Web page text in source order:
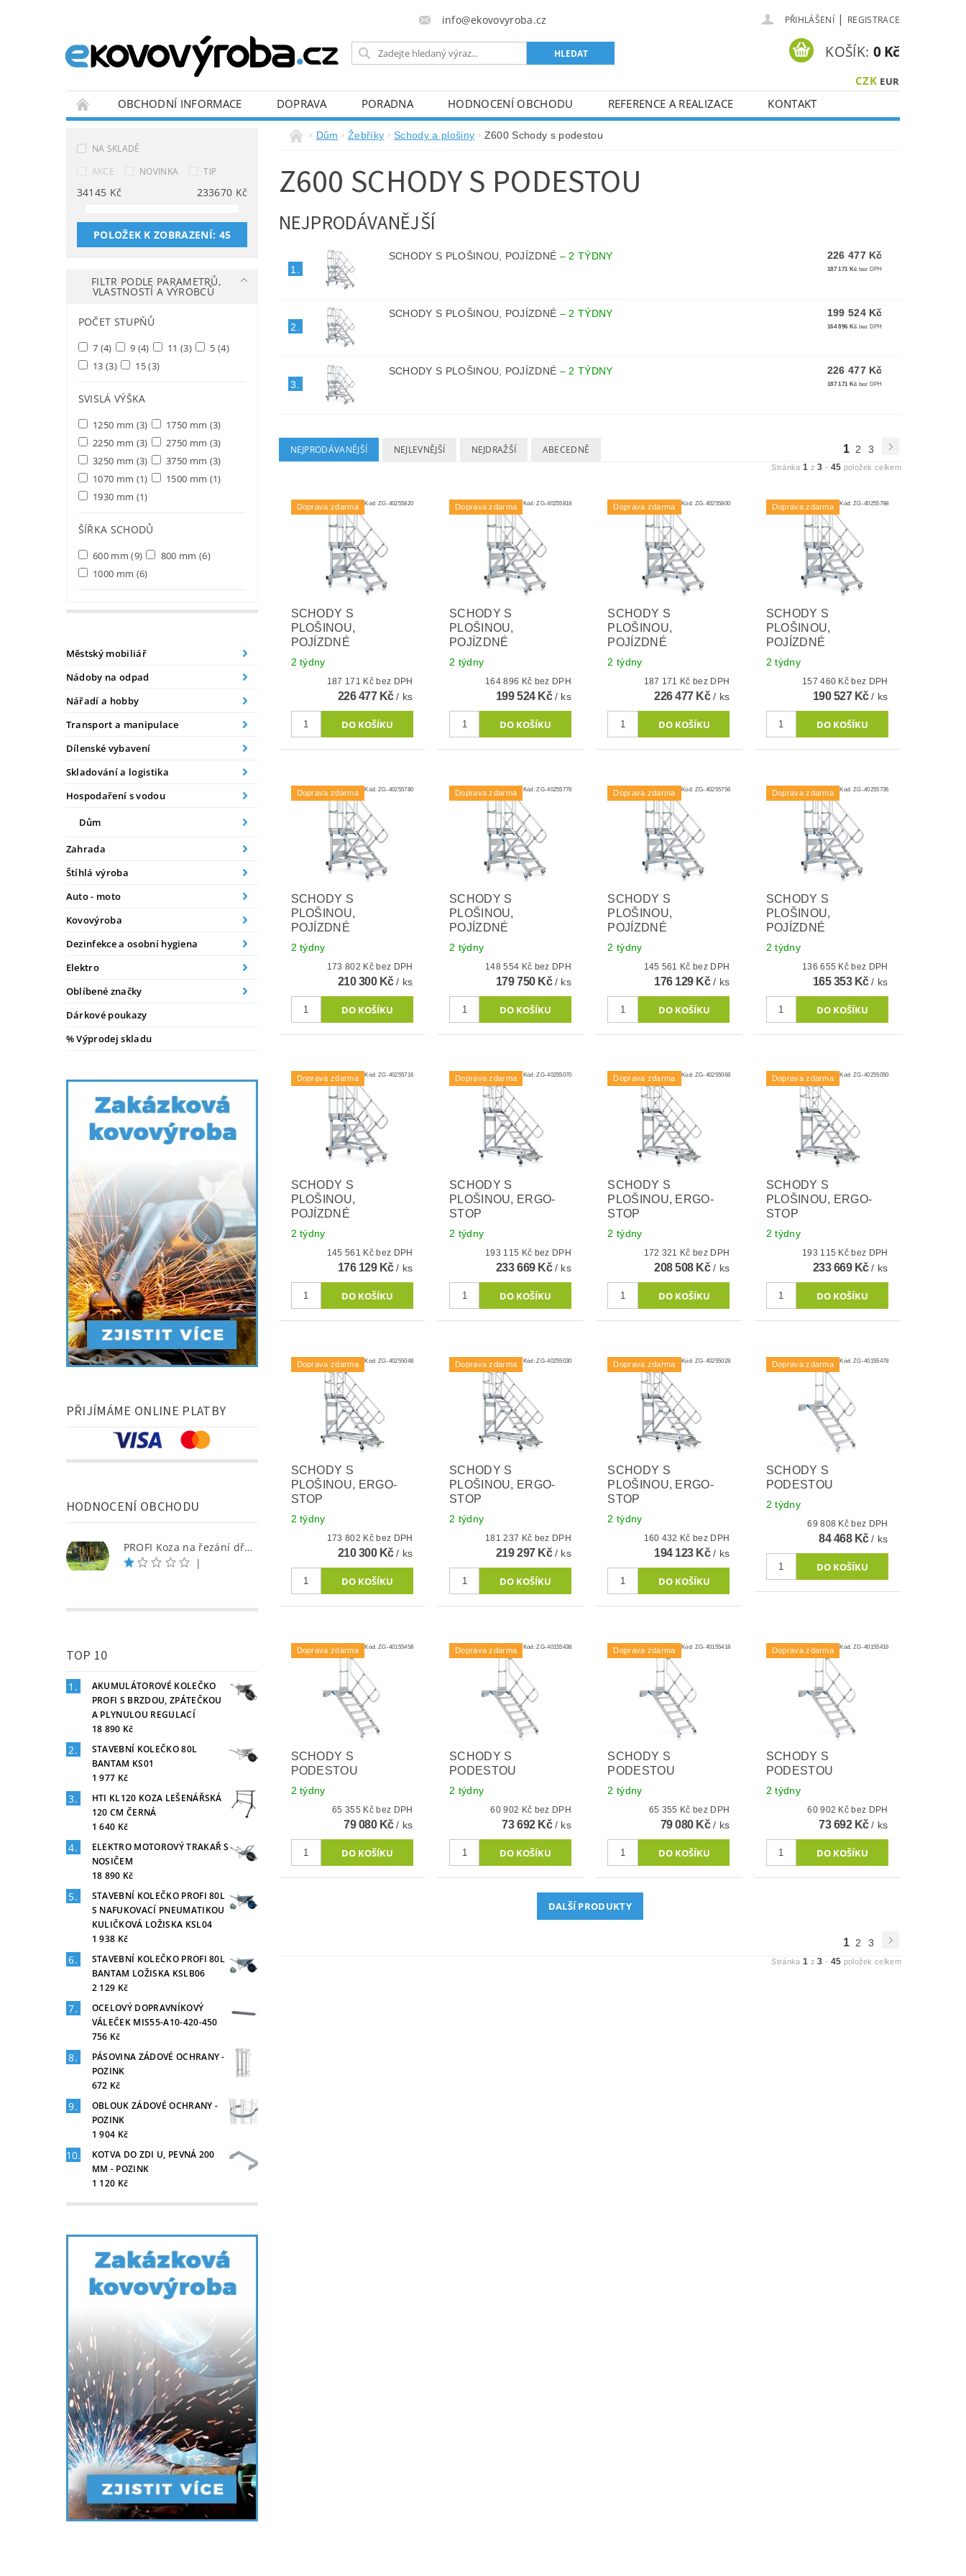
info@ekovovyroba.cz PŘIHLÁŠENÍ | REGISTRACE
CZK EUR
KOŠÍK: 0 Kč
OBCHODNÍ INFORMACE DOPRAVA PORADNA HODNOCENÍ OBCHODU REFERENCE A REALIZACE
KONTAKT
NA SKLADĚ
AKCE
NOVINKA TIP
34145 Kč 233670 Kč
POLOŽEK K ZOBRAZENÍ: 45
FILTR PODLE PARAMETRŮ,
VLASTNOSTÍ A VÝROBCŮ
POČET STUPŇŮ
7 (4) 9 (4) 11 (3) 5 (4)
13(3) 15(3)
SVISLÁ VÝŠKA
1250 mm (3) 1750 mm (3)
2250 mm (3) 2750 mm (3)
3250 mm (3) 3750 mm (3)
1070 mm (1) 1500 mm (1)
1930 mm (1)
ŠÍŘKA SCHODŮ
600 mm(9) 800 mm (6)
1000 mm (6)
Městský mobiliář
Nádoby na odpad
Nářadí a hobby
Transport a manipulace
Dílenské vybavení
Skladování a logistika
Hospodaření s vodou
Dům
Zahrada
Štíhlá výroba
Auto - moto
Kovovýroba
Dezinfekce a osobní hygiena
Elektro
Oblíbené značky
Dárkové poukazy
% Výprodej skladu
PŘIJÍMÁME ONLINE PLATBY
HODNOCENÍ OBCHODU
PROFI Koza na řezání dřeva - S
|
TOP 10
AKUMULÁTOROVÉ KOLEČKO
PROFI S BRZDOU, ZPÁTEČKOU
A PLYNULOU REGULACÍ
18 890 Kč
STAVEBNÍ KOLEČKO 80L
BANTAM KS01
1 977 Kč
HTI KL120 KOZA LEŠENÁŘSKÁ
120 CM ČERNÁ
1 640 Kč
ELEKTRO MOTOROVÝ TRAKAŘ S
NOSIČEM
18 890 Kč
STAVEBNÍ KOLEČKO PROFI 80L
S NAFUKOVACÍ PNEUMATIKOU
KULIČKOVÁ LOŽISKA KSL04
1 938 Kč
STAVEBNÍ KOLEČKO PROFI 80L
BANTAM LOŽISKA KSLB06
2 129 Kč
OCELOVÝ DOPRAVNÍKOVÝ
VÁLEČEK MIS55-A10-420-450
756 Kč
PÁSOVINA ZÁDOVÉ OCHRANY -
POZINK
672 Kč
OBLOUK ZÁDOVÉ OCHRANY -
POZINK
1 904 Kč
KOTVA DO ZDI U, PEVNÁ 200
MM - POZINK
1 120 Kč
Dům Žebříky Schody a plošiny Z600 Schody s podestou
Z600 SCHODY S PODESTOU
NEJPRODÁVANĚJŠÍ
1.
SCHODY S PLOŠINOU, POJÍZDNÉ –2 TÝDNY 226 477 Kč
187 171 Kč bez DPH
2.
SCHODY S PLOŠINOU, POJÍZDNÉ –2 TÝDNY 199 524 Kč
164 896 Kč bez DPH
3.
SCHODY S PLOŠINOU, POJÍZDNÉ –2 TÝDNY 226 477 Kč
187 171 Kč bez DPH
NEJPRODÁVANĚJŠÍ NEJLEVNĚJŠÍ NEJDRAŽŠÍ ABECEDNĚ 1 2 3
Stránka1 z3 - 45 položek celkem
Doprava zdarma Kód: ZG-40255820
SCHODY S
PLOŠINOU,
POJÍZDNÉ
2 týdny
187 171 Kč bez DPH
226 477 Kč/ ks
Doprava zdarma Kód:ZG-40255818
SCHODY S
PLOŠINOU,
POJÍZDNÉ
2 týdny
164 896 Kč bez DPH
199 524 Kč/ ks
Doprava zdarma Kód: ZG-40255800
SCHODY S
PLOŠINOU,
POJÍZDNÉ
2 týdny
187 171 Kč bez DPH
226 477 Kč/ ks
Doprava zdarma Kód: ZG-40255798
SCHODY S
PLOŠINOU,
POJÍZDNÉ
2 týdny
157 460 Kč bez DPH
190 527 Kč/ ks
Doprava zdarma Kód: ZG-40255780
SCHODY S
PLOŠINOU,
POJÍZDNÉ
2 týdny
173 802 Kč bez DPH
210 300 Kč/ ks
Doprava zdarma Kód:ZG-40255778
SCHODY S
PLOŠINOU,
POJÍZDNÉ
2 týdny
148 554 Kč bez DPH
179 750 Kč/ ks
Doprava zdarma Kód: ZG-40255756
SCHODY S
PLOŠINOU,
POJÍZDNÉ
2 týdny
145 561 Kč bez DPH
176 129 Kč/ ks
Doprava zdarma Kód: ZG-40255736
SCHODY S
PLOŠINOU,
POJÍZDNÉ
2 týdny
136 655 Kč bez DPH
165 353 Kč/ ks
Doprava zdarma Kód: ZG-40255716
SCHODY S
PLOŠINOU,
POJÍZDNÉ
2 týdny
145 561 Kč bez DPH
176 129 Kč/ ks
Doprava zdarma Kód:ZG-40255070
SCHODY S
PLOŠINOU, ERGO-
STOP
2 týdny
193 115 Kč bez DPH
233 669 Kč/ ks
Doprava zdarma Kód: ZG-40255068
SCHODY S
PLOŠINOU, ERGO-
STOP
2 týdny
172 321 Kč bez DPH
208 508 Kč/ ks
Doprava zdarma Kód: ZG-40255050
SCHODY S
PLOŠINOU, ERGO-
STOP
2 týdny
193 115 Kč bez DPH
233 669 Kč/ ks
Doprava zdarma Kód: ZG-40255048
SCHODY S
PLOŠINOU, ERGO-
STOP
2 týdny
173 802 Kč bez DPH
210 300 Kč/ ks
Doprava zdarma Kód:ZG-40255030
SCHODY S
PLOŠINOU, ERGO-
STOP
2 týdny
181 237 Kč bez DPH
219 297 Kč/ ks
Doprava zdarma Kód: ZG-40255028
SCHODY S
PLOŠINOU, ERGO-
STOP
2 týdny
160 432 Kč bez DPH
194 123 Kč/ ks
Doprava zdarma Kód: ZG-40155478
SCHODY S
PODESTOU
2 týdny
69 808 Kč bez DPH
84 468 Kč/ ks
Doprava zdarma Kód: ZG-40155458
SCHODY S
PODESTOU
2 týdny
65 355 Kč bez DPH
79 080 Kč/ ks
Doprava zdarma Kód:ZG-40155438
SCHODY S
PODESTOU
2 týdny
60 902 Kč bez DPH
73 692 Kč/ ks
Doprava zdarma Kód: ZG-40155418
SCHODY S
PODESTOU
2 týdny
65 355 Kč bez DPH
79 080 Kč/ ks
Doprava zdarma Kód: ZG-40155416
SCHODY S
PODESTOU
2 týdny
60 902 Kč bez DPH
73 692 Kč/ ks
DALŠÍ PRODUKTY
1 2 3
Stránka1 z3 - 45 položek celkem